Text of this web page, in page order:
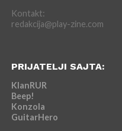
Kontakt:
redakcija@play-zine.com
PRIJATELJI SAJTA:
KlanRUR
Beep!
Konzola
GuitarHero